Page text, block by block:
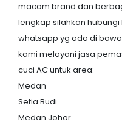
macam brand dan
lengkap silahkan
whatsapp yg ada di
kami melayani jasa
cuci AC untuk area:
Medan
Setia Budi
Medan Johor